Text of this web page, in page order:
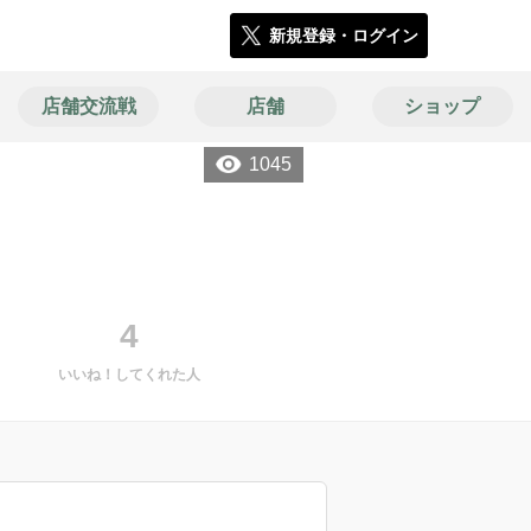
新規登録・ログイン
店舗交流戦 店舗 ショップ
1045
4
いいね！してくれた人